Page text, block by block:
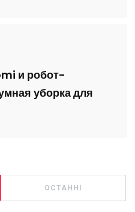
и робот-
уборка для
ОСТАННІ